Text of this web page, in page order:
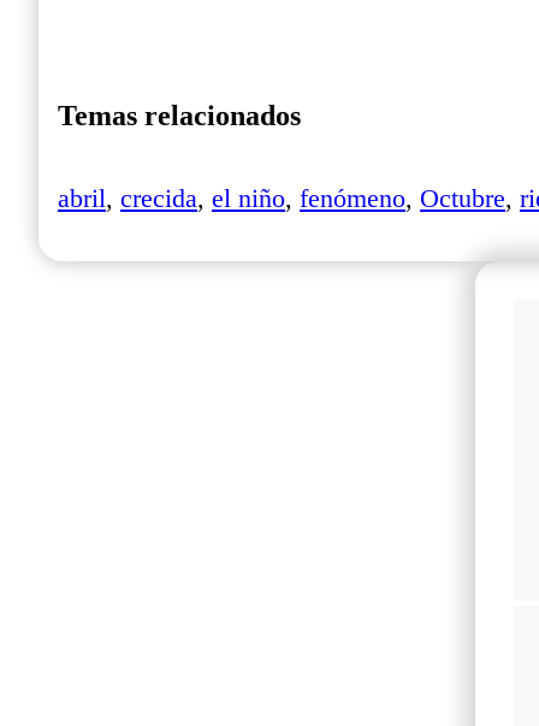
Temas relacionados
abril, crecida, el niño, fenómeno, Octubre,